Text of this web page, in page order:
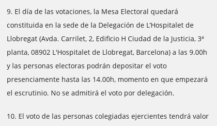
9. El día de las votaciones, la Mesa Electoral quedará
constituida en la sede de la Delegación de L’Hospitalet de
Llobregat (Avda. Carrilet, 2, Edificio H Ciudad de la Justicia, 3ª
planta, 08902 L'Hospitalet de Llobregat, Barcelona) a las 9.00h
y las personas electoras podrán depositar el voto
presenciamente hasta las 14.00h, momento en que empezará
el escrutinio. No se admitirá el voto por delegación.
10. El voto de las personas colegiadas ejercientes tendrá valor